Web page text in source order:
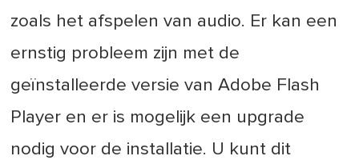
zoals het afspelen van audio. Er kan een
ernstig probleem zijn met de
geïnstalleerde versie van Adobe Flash
Player en er is mogelijk een upgrade
nodig voor de installatie. U kunt dit